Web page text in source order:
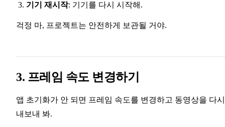
기기 재시작: 기기를 다시 시작해.
걱정 마, 프로젝트는 안전하게 보관될 거야.
3. 프레임 속도 변경하기
앱 초기화가 안 되면 프레임 속도를 변경하고 동영상을 다시
내보내 봐.